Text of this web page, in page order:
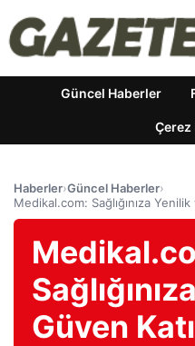
Güncel Haberler
Çerez
Haberler›Güncel Haberler›
Medikal.com: Sağlığınıza
Güven